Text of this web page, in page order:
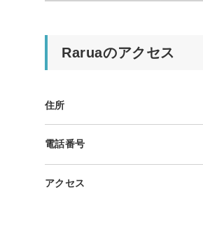
Raruaのアクセス
住所
電話番号
アクセス